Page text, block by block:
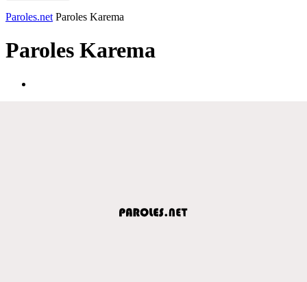
Paroles.net Paroles Karema
Paroles Karema